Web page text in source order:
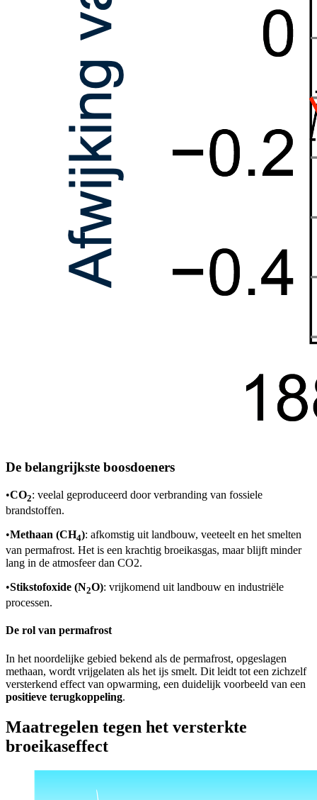
De belangrijkste boosdoeners
•CO2: veelal geproduceerd door verbranding van fossiele
brandstoffen.
•Methaan (CH4): afkomstig uit landbouw, veeteelt en het smelten
van permafrost. Het is een krachtig broeikasgas, maar blijft minder
lang in de atmosfeer dan CO2.
•Stikstofoxide (N2O): vrijkomend uit landbouw en industriële
processen.
De rol van permafrost
In het noordelijke gebied bekend als de permafrost, opgeslagen
methaan, wordt vrijgelaten als het ijs smelt. Dit leidt tot een zichzelf
versterkend effect van opwarming, een duidelijk voorbeeld van een
positieve terugkoppeling.
Maatregelen tegen het versterkte
broeikaseffect